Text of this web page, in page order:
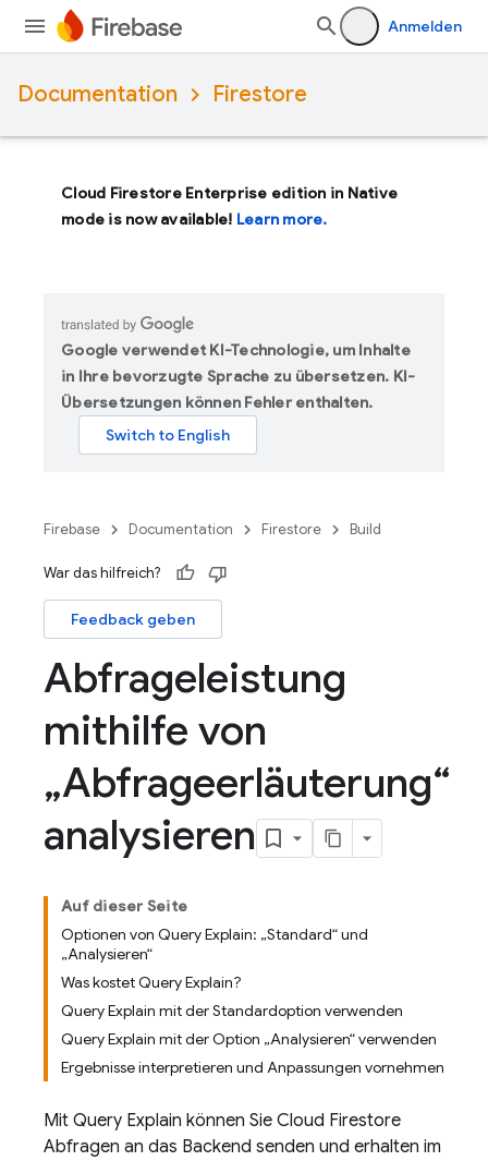
Anmelden
Documentation Firestore
Cloud Firestore Enterprise edition in Native
mode is now available! Learn more.
Google verwendet KI-Technologie, um Inhalte
in Ihre bevorzugte Sprache zu übersetzen. KI-
Übersetzungen können Fehler enthalten.
Firebase Documentation Firestore Build
War das hilfreich?
Feedback geben
Abfrageleistung
mithilfe von
„Abfrageerläuterung“
analysieren
Auf dieser Seite
Optionen von Query Explain: „Standard“ und
„Analysieren“
Was kostet Query Explain?
Query Explain mit der Standardoption verwenden
Query Explain mit der Option „Analysieren“ verwenden
Ergebnisse interpretieren und Anpassungen vornehmen
Mit Query Explain können Sie Cloud Firestore
Abfragen an das Backend senden und erhalten im